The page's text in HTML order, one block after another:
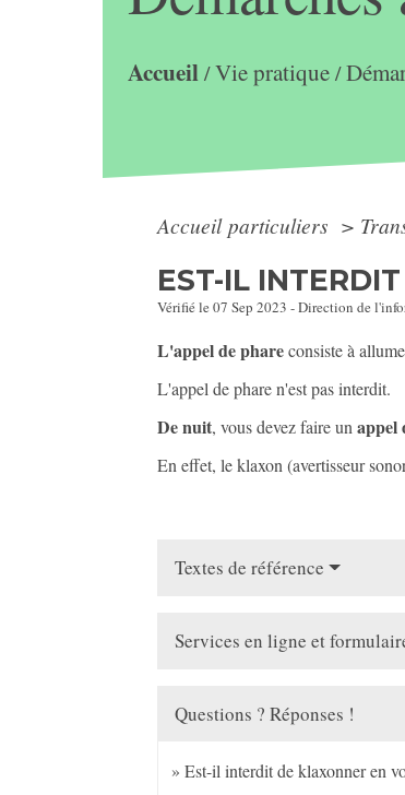
Accueil/Vie pratique/
Accueil particuliers >
EST-IL
Vérifié le 07 Sep 2023 - Direction de
L'appel de phareconsiste à
L'appel de phare n'est pas interdit.
De nuit, vous devez faire unappel
En effet, le klaxon (avertisseur
Textes de référence
Services en ligne et
Questions ? Réponses !
Est-il interdit de klaxonner en